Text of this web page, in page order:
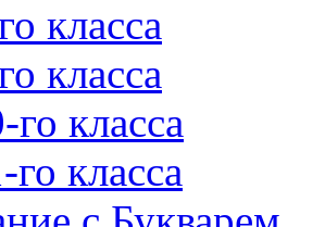
класса
класса
класса
класса